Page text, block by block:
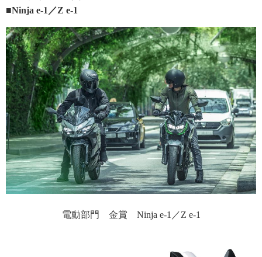
■Ninja e-1／Z e-1
電動部門 金賞 Ninja e-1／Z e-1